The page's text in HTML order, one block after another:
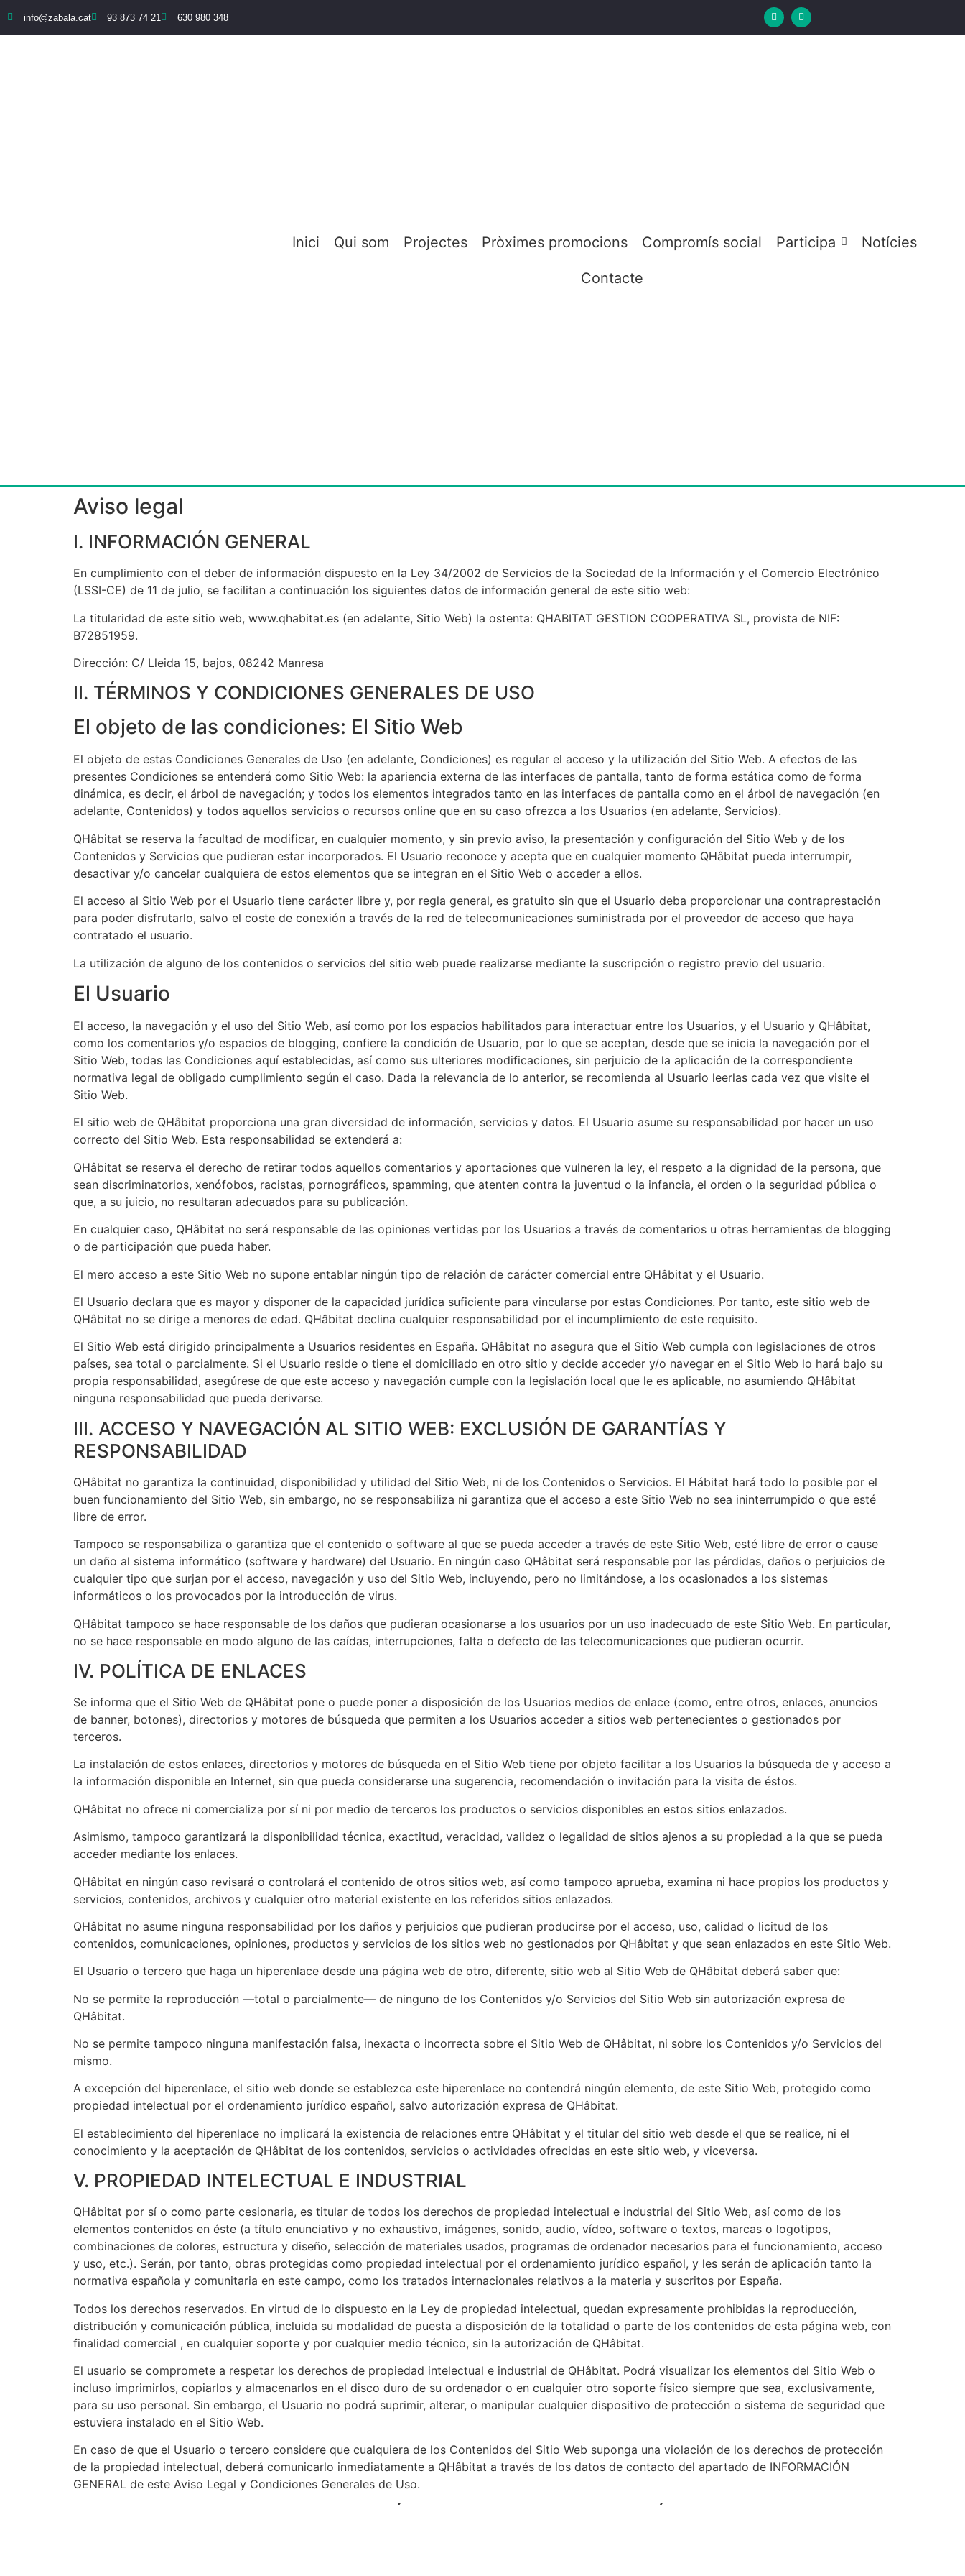
info@zabala.cat 93 873 74 21 630 980 348
Inici Qui som Projectes Pròximes promocions Compromís social Participa Notícies
Contacte
Aviso legal
I. INFORMACIÓN GENERAL
En cumplimiento con el deber de información dispuesto en la Ley 34/2002 de Servicios de la Sociedad de la Información y el Comercio Electrónico
(LSSI-CE) de 11 de julio, se facilitan a continuación los siguientes datos de información general de este sitio web:
La titularidad de este sitio web, www.qhabitat.es (en adelante, Sitio Web) la ostenta: QHABITAT GESTION COOPERATIVA SL, provista de NIF:
B72851959.
Dirección: C/ Lleida 15, bajos, 08242 Manresa
II. TÉRMINOS Y CONDICIONES GENERALES DE USO
El objeto de las condiciones: El Sitio Web
El objeto de estas Condiciones Generales de Uso (en adelante, Condiciones) es regular el acceso y la utilización del Sitio Web. A efectos de las
presentes Condiciones se entenderá como Sitio Web: la apariencia externa de las interfaces de pantalla, tanto de forma estática como de forma
dinámica, es decir, el árbol de navegación; y todos los elementos integrados tanto en las interfaces de pantalla como en el árbol de navegación (en
adelante, Contenidos) y todos aquellos servicios o recursos online que en su caso ofrezca a los Usuarios (en adelante, Servicios).
QHâbitat se reserva la facultad de modificar, en cualquier momento, y sin previo aviso, la presentación y configuración del Sitio Web y de los
Contenidos y Servicios que pudieran estar incorporados. El Usuario reconoce y acepta que en cualquier momento QHâbitat pueda interrumpir,
desactivar y/o cancelar cualquiera de estos elementos que se integran en el Sitio Web o acceder a ellos.
El acceso al Sitio Web por el Usuario tiene carácter libre y, por regla general, es gratuito sin que el Usuario deba proporcionar una contraprestación
para poder disfrutarlo, salvo el coste de conexión a través de la red de telecomunicaciones suministrada por el proveedor de acceso que haya
contratado el usuario.
La utilización de alguno de los contenidos o servicios del sitio web puede realizarse mediante la suscripción o registro previo del usuario.
El Usuario
El acceso, la navegación y el uso del Sitio Web, así como por los espacios habilitados para interactuar entre los Usuarios, y el Usuario y QHâbitat,
como los comentarios y/o espacios de blogging, confiere la condición de Usuario, por lo que se aceptan, desde que se inicia la navegación por el
Sitio Web, todas las Condiciones aquí establecidas, así como sus ulteriores modificaciones, sin perjuicio de la aplicación de la correspondiente
normativa legal de obligado cumplimiento según el caso. Dada la relevancia de lo anterior, se recomienda al Usuario leerlas cada vez que visite el
Sitio Web.
El sitio web de QHâbitat proporciona una gran diversidad de información, servicios y datos. El Usuario asume su responsabilidad por hacer un uso
correcto del Sitio Web. Esta responsabilidad se extenderá a:
QHâbitat se reserva el derecho de retirar todos aquellos comentarios y aportaciones que vulneren la ley, el respeto a la dignidad de la persona, que
sean discriminatorios, xenófobos, racistas, pornográficos, spamming, que atenten contra la juventud o la infancia, el orden o la seguridad pública o
que, a su juicio, no resultaran adecuados para su publicación.
En cualquier caso, QHâbitat no será responsable de las opiniones vertidas por los Usuarios a través de comentarios u otras herramientas de blogging
o de participación que pueda haber.
El mero acceso a este Sitio Web no supone entablar ningún tipo de relación de carácter comercial entre QHâbitat y el Usuario.
El Usuario declara que es mayor y disponer de la capacidad jurídica suficiente para vincularse por estas Condiciones. Por tanto, este sitio web de
QHâbitat no se dirige a menores de edad. QHâbitat declina cualquier responsabilidad por el incumplimiento de este requisito.
El Sitio Web está dirigido principalmente a Usuarios residentes en España. QHâbitat no asegura que el Sitio Web cumpla con legislaciones de otros
países, sea total o parcialmente. Si el Usuario reside o tiene el domiciliado en otro sitio y decide acceder y/o navegar en el Sitio Web lo hará bajo su
propia responsabilidad, asegúrese de que este acceso y navegación cumple con la legislación local que le es aplicable, no asumiendo QHâbitat
ninguna responsabilidad que pueda derivarse.
III. ACCESO Y NAVEGACIÓN AL SITIO WEB: EXCLUSIÓN DE GARANTÍAS Y
RESPONSABILIDAD
QHâbitat no garantiza la continuidad, disponibilidad y utilidad del Sitio Web, ni de los Contenidos o Servicios. El Hábitat hará todo lo posible por el
buen funcionamiento del Sitio Web, sin embargo, no se responsabiliza ni garantiza que el acceso a este Sitio Web no sea ininterrumpido o que esté
libre de error.
Tampoco se responsabiliza o garantiza que el contenido o software al que se pueda acceder a través de este Sitio Web, esté libre de error o cause
un daño al sistema informático (software y hardware) del Usuario. En ningún caso QHâbitat será responsable por las pérdidas, daños o perjuicios de
cualquier tipo que surjan por el acceso, navegación y uso del Sitio Web, incluyendo, pero no limitándose, a los ocasionados a los sistemas
informáticos o los provocados por la introducción de virus.
QHâbitat tampoco se hace responsable de los daños que pudieran ocasionarse a los usuarios por un uso inadecuado de este Sitio Web. En particular,
no se hace responsable en modo alguno de las caídas, interrupciones, falta o defecto de las telecomunicaciones que pudieran ocurrir.
IV. POLÍTICA DE ENLACES
Se informa que el Sitio Web de QHâbitat pone o puede poner a disposición de los Usuarios medios de enlace (como, entre otros, enlaces, anuncios
de banner, botones), directorios y motores de búsqueda que permiten a los Usuarios acceder a sitios web pertenecientes o gestionados por
terceros.
La instalación de estos enlaces, directorios y motores de búsqueda en el Sitio Web tiene por objeto facilitar a los Usuarios la búsqueda de y acceso a
la información disponible en Internet, sin que pueda considerarse una sugerencia, recomendación o invitación para la visita de éstos.
QHâbitat no ofrece ni comercializa por sí ni por medio de terceros los productos o servicios disponibles en estos sitios enlazados.
Asimismo, tampoco garantizará la disponibilidad técnica, exactitud, veracidad, validez o legalidad de sitios ajenos a su propiedad a la que se pueda
acceder mediante los enlaces.
QHâbitat en ningún caso revisará o controlará el contenido de otros sitios web, así como tampoco aprueba, examina ni hace propios los productos y
servicios, contenidos, archivos y cualquier otro material existente en los referidos sitios enlazados.
QHâbitat no asume ninguna responsabilidad por los daños y perjuicios que pudieran producirse por el acceso, uso, calidad o licitud de los
contenidos, comunicaciones, opiniones, productos y servicios de los sitios web no gestionados por QHâbitat y que sean enlazados en este Sitio Web.
El Usuario o tercero que haga un hiperenlace desde una página web de otro, diferente, sitio web al Sitio Web de QHâbitat deberá saber que:
No se permite la reproducción —total o parcialmente— de ninguno de los Contenidos y/o Servicios del Sitio Web sin autorización expresa de
QHâbitat.
No se permite tampoco ninguna manifestación falsa, inexacta o incorrecta sobre el Sitio Web de QHâbitat, ni sobre los Contenidos y/o Servicios del
mismo.
A excepción del hiperenlace, el sitio web donde se establezca este hiperenlace no contendrá ningún elemento, de este Sitio Web, protegido como
propiedad intelectual por el ordenamiento jurídico español, salvo autorización expresa de QHâbitat.
El establecimiento del hiperenlace no implicará la existencia de relaciones entre QHâbitat y el titular del sitio web desde el que se realice, ni el
conocimiento y la aceptación de QHâbitat de los contenidos, servicios o actividades ofrecidas en este sitio web, y viceversa.
V. PROPIEDAD INTELECTUAL E INDUSTRIAL
QHâbitat por sí o como parte cesionaria, es titular de todos los derechos de propiedad intelectual e industrial del Sitio Web, así como de los
elementos contenidos en éste (a título enunciativo y no exhaustivo, imágenes, sonido, audio, vídeo, software o textos, marcas o logotipos,
combinaciones de colores, estructura y diseño, selección de materiales usados, programas de ordenador necesarios para el funcionamiento, acceso
y uso, etc.). Serán, por tanto, obras protegidas como propiedad intelectual por el ordenamiento jurídico español, y les serán de aplicación tanto la
normativa española y comunitaria en este campo, como los tratados internacionales relativos a la materia y suscritos por España.
Todos los derechos reservados. En virtud de lo dispuesto en la Ley de propiedad intelectual, quedan expresamente prohibidas la reproducción,
distribución y comunicación pública, incluida su modalidad de puesta a disposición de la totalidad o parte de los contenidos de esta página web, con
finalidad comercial , en cualquier soporte y por cualquier medio técnico, sin la autorización de QHâbitat.
El usuario se compromete a respetar los derechos de propiedad intelectual e industrial de QHâbitat. Podrá visualizar los elementos del Sitio Web o
incluso imprimirlos, copiarlos y almacenarlos en el disco duro de su ordenador o en cualquier otro soporte físico siempre que sea, exclusivamente,
para su uso personal. Sin embargo, el Usuario no podrá suprimir, alterar, o manipular cualquier dispositivo de protección o sistema de seguridad que
estuviera instalado en el Sitio Web.
En caso de que el Usuario o tercero considere que cualquiera de los Contenidos del Sitio Web suponga una violación de los derechos de protección
de la propiedad intelectual, deberá comunicarlo inmediatamente a QHâbitat a través de los datos de contacto del apartado de INFORMACIÓN
GENERAL de este Aviso Legal y Condiciones Generales de Uso.